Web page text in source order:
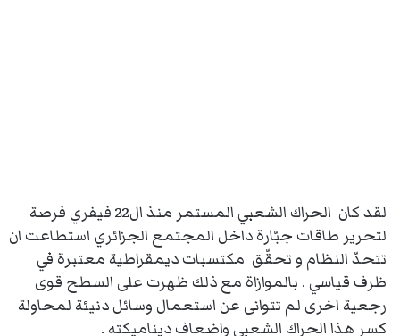
لقد كان الحراك الشعبي المستمر منذ ال22 فيفري فرصة
لتحرير طاقات جبّارة داخل المجتمع الجزائري استطاعت ان
تتحدّ النظام و تحقّق مكتسبات ديمقراطية معتبرة في
ظرف قياسي . بالموازاة مع ذلك ظهرت على السطح قوى
رجعية اخرى لم تتوانى عن استعمال وسائل دنيئة لمحاولة
كسر هذا الحراك الشعبي واضعاف ديناميكته .